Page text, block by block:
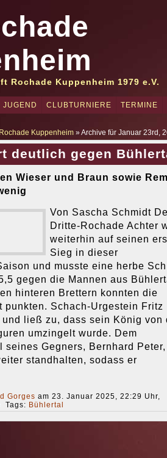
Rochade Kuppenheim 1979 e.V.
JUGEND CLUBTURNIERE TERMINE
Kuppenheim» Archive für Januar 23rd,
deutlich gegen
Wieser und Braun sowie
Von Sascha Schmidt
Dritte-Rochade Achter
weiterhin auf seinen
Sieg in dieser
und musste eine herbe
gegen die Mannen aus
hinteren Brettern konnten die
punkten. Schach-Urgestein Fritz
ließ zu, dass sein König von
umzingelt wurde. Dem
seines Gegners, Bernhard Peter,
standhalten, sodass er
Gorges am 23. Januar 2025, 22:29 Uhr,
Tags: Bühlertal